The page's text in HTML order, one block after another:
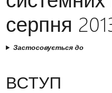
серпня
Застосовується до
ВСТУП